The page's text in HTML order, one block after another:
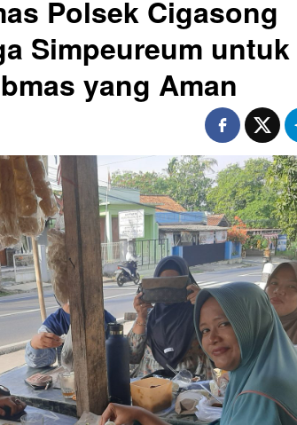
Polsek Cigasong
Simpeureum untuk
yang Aman